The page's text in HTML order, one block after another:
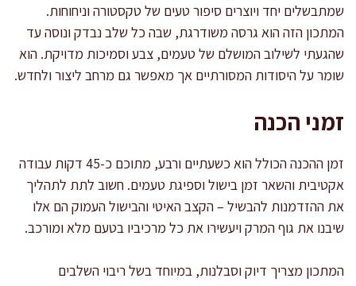
שמתבשלים יחד ויוצרים סיפור טעים של טקסטורה וניחוחות.
המתכון הזה הוא גרסה משודרגת, שבה כל שלב נבדק ונוסה עד
שהגעתי לשילוב המושלם של טעמים, צבע וסמיכות מדויקת. הוא
שומר על היסודות המסורתיים אך מאפשר גם מרחב ליצור ולחדש.
זמני הכנה
זמן ההכנה הכולל הוא כשעתיים ורבע, מתוכם כ-45 דקות עבודה
אקטיבית והשאר זמן בישול וספיגת טעמים. חשוב לתת לתהליך
את ההזדמנות להבשיל – הקצב האיטי והבישול העמוק הם אלו
שיבנו את גוף המרק ויעשירו את כל מרכיביו בטעם מלא ומורכב.
המתכון מצריך דיוק וסבלנות, במיוחד בשל ריבוי השלבים